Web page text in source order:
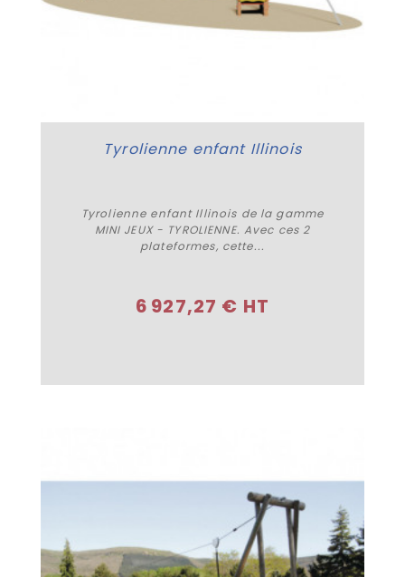
Tyrolienne enfant Illinois
Tyrolienne enfant Illinois de la gamme
MINI JEUX - TYROLIENNE. Avec ces 2
plateformes, cette...
6 927,27 € HT